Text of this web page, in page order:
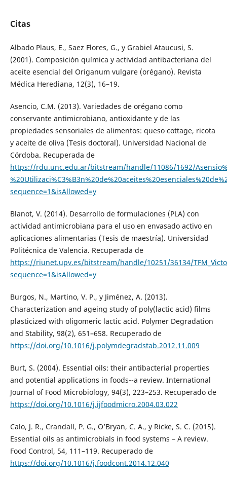
Citas
Albado Plaus, E., Saez Flores, G., y Grabiel Ataucusi, S.
(2001). Composición química y actividad antibacteriana del
aceite esencial del Origanum vulgare (orégano). Revista
Médica Herediana, 12(3), 16–19.
Asencio, C.M. (2013). Variedades de orégano como
conservante antimicrobiano, antioxidante y de las
propiedades sensoriales de alimentos: queso cottage, ricota
y aceite de oliva (Tesis doctoral). Universidad Nacional de
Córdoba. Recuperada de
https://rdu.unc.edu.ar/bitstream/handle/11086/1692/
sequence=1&isAllowed=y
Blanot, V. (2014). Desarrollo de formulaciones (PLA) con
actividad antimicrobiana para el uso en envasado activo en
aplicaciones alimentarias (Tesis de maestría). Universidad
Politécnica de Valencia. Recuperada de
https://riunet.upv.es/bitstream/handle/10251/36134/
sequence=1&isAllowed=y
Burgos, N., Martino, V. P., y Jiménez, A. (2013).
Characterization and ageing study of poly(lactic acid) films
plasticized with oligomeric lactic acid. Polymer Degradation
and Stability, 98(2), 651–658. Recuperado de
https://doi.org/10.1016/j.polymdegradstab.2012.11.009
Burt, S. (2004). Essential oils: their antibacterial properties
and potential applications in foods--a review. International
Journal of Food Microbiology, 94(3), 223–253. Recuperado de
https://doi.org/10.1016/j.ijfoodmicro.2004.03.022
Calo, J. R., Crandall, P. G., O’Bryan, C. A., y Ricke, S. C. (2015).
Essential oils as antimicrobials in food systems – A review.
Food Control, 54, 111–119. Recuperado de
https://doi.org/10.1016/j.foodcont.2014.12.040